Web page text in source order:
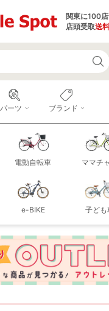
関東に100
店頭受取送
電動自転車 ママチ
e-BIKE 子ども
パーツ ブランド